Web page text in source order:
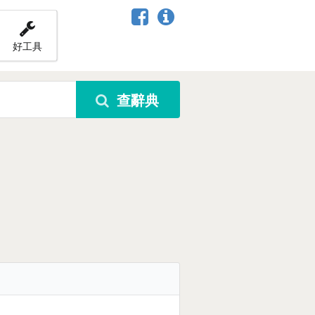
好工具
查辭典